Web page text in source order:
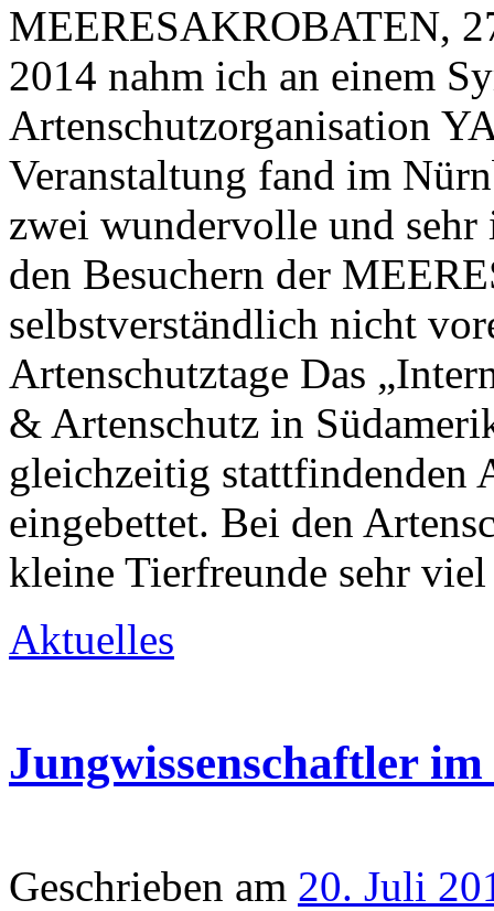
MEERESAKROBATEN,
2014 nahm ich an einem
Artenschutzorganisation
Veranstaltung fand im
zwei wundervolle und
den Besuchern der
selbstverständlich nicht
Artenschutztage Das
& Artenschutz in
gleichzeitig stattfindenden
eingebettet. Bei den
kleine Tierfreunde sehr
Aktuelles
Jungwissenschaftler
Geschrieben am 20. Juli